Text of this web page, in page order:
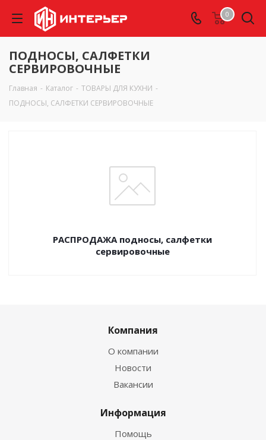
0
ПОДНОСЫ, САЛФЕТКИ
СЕРВИРОВОЧНЫЕ
Главная - Каталог - ТОВАРЫ ДЛЯ КУХНИ -
ПОДНОСЫ, САЛФЕТКИ СЕРВИРОВОЧНЫЕ
РАСПРОДАЖА подносы, салфетки
сервировочные
Компания
О компании
Новости
Вакансии
Информация
Помощь